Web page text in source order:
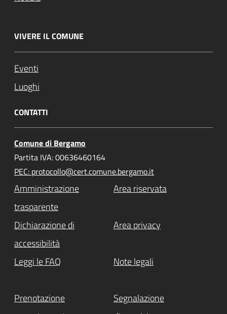
VIVERE IL COMUNE
Eventi
Luoghi
CONTATTI
Comune di Bergamo
Partita IVA: 00636460164
PEC: protocollo@cert.comune.bergamo.it
Amministrazione
trasparente
Area riservata
Dichiarazione di
accessibilità
Area privacy
Leggi le FAQ Note legali
Prenotazione
Segnalazione